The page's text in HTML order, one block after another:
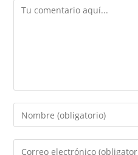
Comentario
Introduce
tu
nombre
Introduce